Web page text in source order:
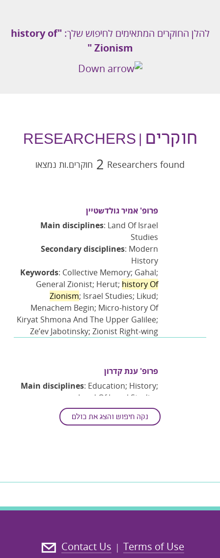
להלן החוקרים המתאימים לחיפוש שלך: "history of
Zionism "
חוקרים
Researchers found
2 חוקרים.ות נמצאו
פרופ' אמיר גולדשטיין
Main disciplines: Land Of Israel
Studies
Secondary disciplines: Modern
History
Keywords: Collective Memory; Gahal;
General Zionist; Herut; history Of
Zionism; Israel Studies; Likud;
Menachem Begin; Micro-history Of
Kiryat Shmona And The Upper Galilee;
Ze’ev Jabotinsky; Zionist Right-wing
פרופ' ענת קדרון
Main disciplines: Education; History;
Land Of Israel Studies
Secondary disciplines: Historical
Geography
נקה חיפוש והצג את כולם
Terms of Use
|
Contact Us